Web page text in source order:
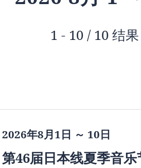
1 - 10 / 10 结果
2026年8月1日 ～ 10日
第46届日本线夏季音